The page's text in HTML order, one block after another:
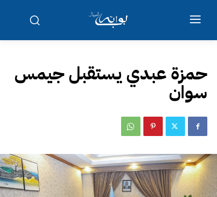
حمزة عبدي يستقبل جيمس
سوان